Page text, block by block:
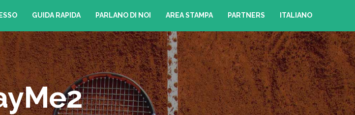
GUIDA RAPIDA PARLANO DI NOI AREA STAMPA PARTNERS ITALIANO